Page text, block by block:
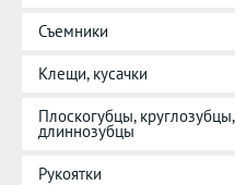
Съемники
Клещи, кусачки
Плоскогубцы, круглозубцы,
длиннозубцы
Рукоятки